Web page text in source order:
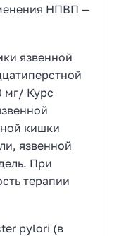
НПВП —
язвенной
мг/ Курс
кишки
язвенной
При
терапии
pylori (в